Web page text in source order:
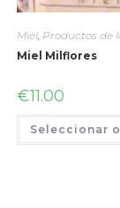
Miel, Productos de
Miel Milflores
€11.00
Seleccionar